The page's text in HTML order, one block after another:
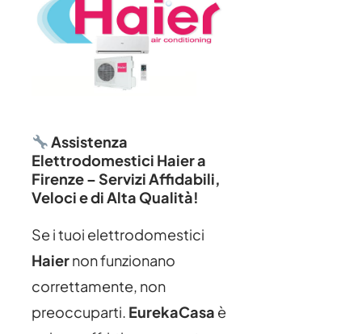
Assistenza
Elettrodomestici Haier a
Firenze – Servizi Affidabili,
Veloci e di Alta Qualità!
Se i tuoi elettrodomestici
Haiernon funzionano
correttamente, non
preoccuparti. EurekaCasa è